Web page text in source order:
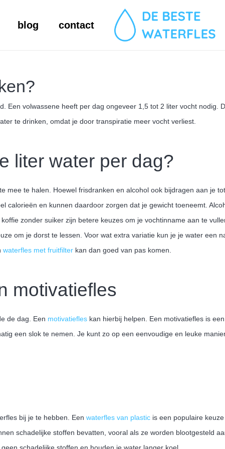
blog contact
Een volwassene heeft per dag ongeveer 1,5 tot 2 liter vocht nodig.
te drinken, omdat je door transpiratie meer vocht verliest.
liter water per dag?
mee te halen. Hoewel frisdranken en alcohol ook bijdragen aan je
calorieën en kunnen daardoor zorgen dat je gewicht toeneemt.
zonder suiker zijn betere keuzes om je vochtinname aan te
om je dorst te lessen. Voor wat extra variatie kun je je water een
waterfles met fruitfilter kan dan goed van pas komen.
motivatiefles
de dag. Een motivatiefles kan hierbij helpen. Een motivatiefles is
een slok te nemen. Je kunt zo op een eenvoudige en leuke
bij je te hebben. Een waterfles van plastic is een populaire
schadelijke stoffen bevatten, vooral als ze worden blootgesteld